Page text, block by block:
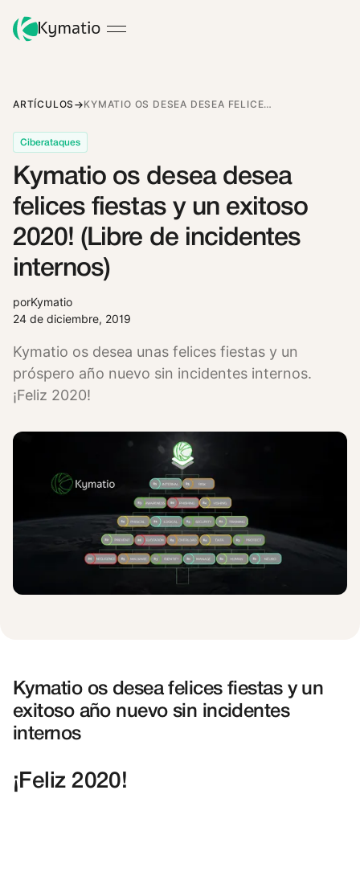
ARTÍCULOS KYMATIO OS DESEA DESEA FELICES FIESTAS Y UN EXITOSO 2020! (LIBRE DE INCIDENTES INTERNOS)
Ciberataques
Kymatio os desea desea
felices fiestas y un exitoso
2020! (Libre de incidentes
internos)
porKymatio
24 de diciembre, 2019
Kymatio os desea unas felices fiestas y un
próspero año nuevo sin incidentes internos.
¡Feliz 2020!
Kymatio os desea felices fiestas y un
exitoso año nuevo sin incidentes
internos
¡Feliz 2020!